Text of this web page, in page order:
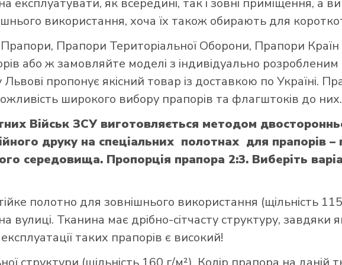
експлуатувати, як всередині, так і зовні приміщення, а
використання, хоча їх також обирають для
Прапори, Прапори Територіальної Оборони, Прапори Країн
або ж замовляйте моделі з індивідуально
пропонує якісний товар із доставкою по Україні.
широкого вибору прапорів та флагштоків до них.
Військ ЗСУ виготовляється методом
друку на спеціальних полотнах для прапорів –
середовища. Пропорція прапора 2:3. Виберіть
полотно для зовнішнього використання (щільність
вулиці. Тканина має дрібно-сітчасту структуру, завдяки
таких прапорів є високий!